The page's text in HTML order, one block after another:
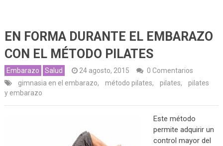
EN FORMA DURANTE EL EMBARAZO
CON EL MÉTODO PILATES
Embarazo Salud 24 agosto, 2015
0 Comentarios
gimnasia en el embarazo, método pilates, pilates,
pilates
y embarazo
Este método
permite adquirir un
control mayor del